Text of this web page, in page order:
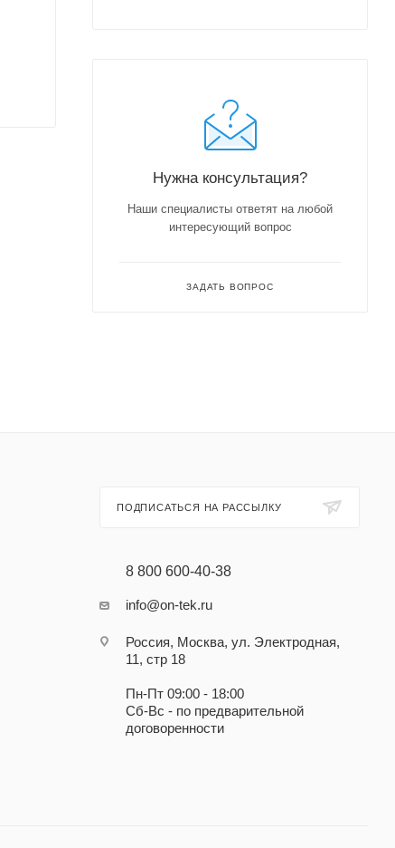
Нужна консультация?
Наши специалисты ответят на любой
интересующий вопрос
ЗАДАТЬ ВОПРОС
ПОДПИСАТЬСЯ НА РАССЫЛКУ
8 800 600-40-38
info@on-tek.ru
Россия, Москва, ул. Электродная,
11, стр 18
Пн-Пт 09:00 - 18:00
Сб-Вс - по предварительной
договоренности